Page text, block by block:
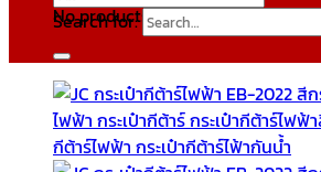
No products in the cart.
Search for: